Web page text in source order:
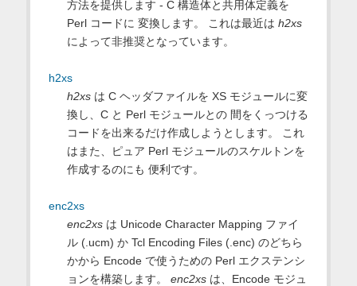
方法を提供します - C 構造体と共用体定義を
Perl コードに 変換します。 これは最近は h2xs
によって非推奨となっています。
h2xs
h2xsは C ヘッダファイルを XS モジュールに変
換し、C と Perl モジュールとの 間をくっつける
コードを出来るだけ作成しようとします。 これ
はまた、ピュア Perl モジュールのスケルトンを
作成するのにも 便利です。
enc2xs
enc2xsは Unicode Character Mapping ファイ
ル (.ucm) か Tcl Encoding Files (.enc) のどちら
かから Encode で使うための Perl エクステンシ
ョンを構築します。 enc2xsは、Encode モジュ